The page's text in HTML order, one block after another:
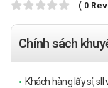
( 0
Chính sách
Khách hàng lấy sỉ,